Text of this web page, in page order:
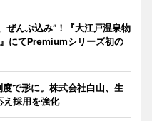
ぜんぶ込み”！『大江戸温泉物
にてPremiumシリーズ初の
度で形に。株式会社白山、生
え採用を強化